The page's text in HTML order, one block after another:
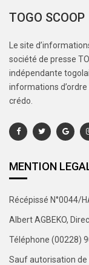
TOGO SCOOP
Le site
société de presse
indépendante
informations
crédo.
MENTION
Récépissé N°0044/
Albert AGBEKO,
Téléphone (00228)
Sauf autorisation